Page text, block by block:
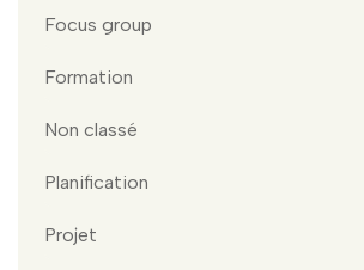
Focus group
Formation
Non classé
Planification
Projet